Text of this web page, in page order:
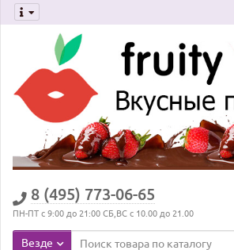
8 (495) 773-06-65
ПН-ПТ с 9:00 до 21:00 СБ,ВС с 10.00 до 21.00
Везде